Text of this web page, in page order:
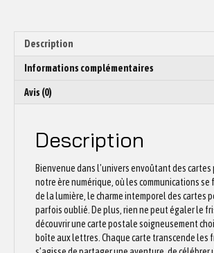
ou
carteDescription
Informations complémentaires
Avis (0)
Description
Bienvenue dans l’univers envoûtant des
notre ère numérique, où les communications
de la lumière, le charme intemporel des cartes
parfois oublié. De plus, rien ne peut égaler le
découvrir une carte postale soigneusement
boîte aux lettres. Chaque carte transcende les